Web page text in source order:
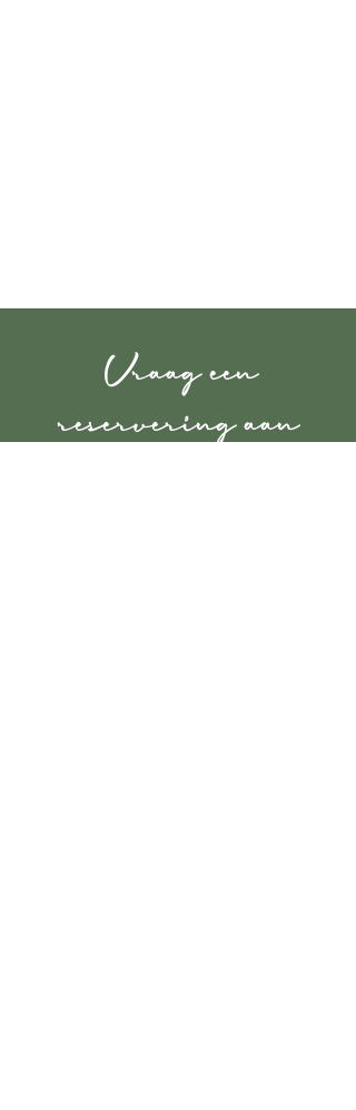
Vraag een
reservering aan